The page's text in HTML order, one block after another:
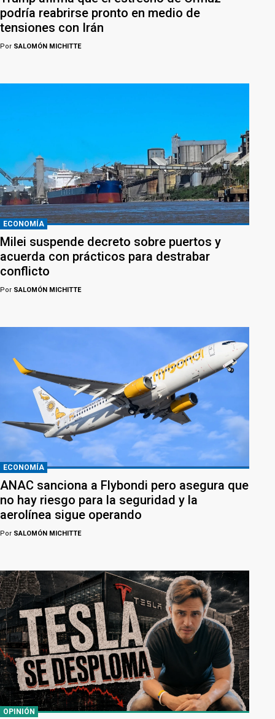
podría reabrirse pronto en medio de
tensiones con Irán
Por SALOMÓN MICHITTE
ECONOMÍA
Milei suspende decreto sobre puertos y
acuerda con prácticos para destrabar
conflicto
Por SALOMÓN MICHITTE
ECONOMÍA
ANAC sanciona a Flybondi pero asegura que
no hay riesgo para la seguridad y la
aerolínea sigue operando
Por SALOMÓN MICHITTE
OPINIÓN